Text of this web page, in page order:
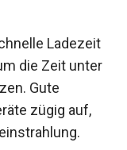
Ladezeit
die Zeit unter
Gute
zügig auf,